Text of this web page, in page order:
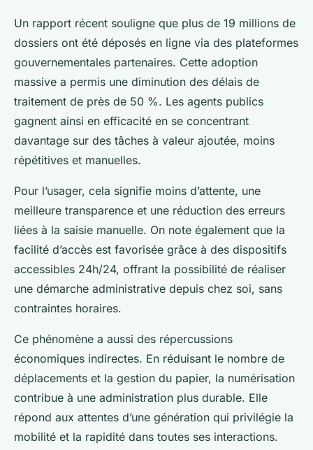
Un rapport récent souligne que plus de 19 millions de
dossiers ont été déposés en ligne via des plateformes
gouvernementales partenaires. Cette adoption
massive a permis une diminution des délais de
traitement de près de 50 %. Les agents publics
gagnent ainsi en efficacité en se concentrant
davantage sur des tâches à valeur ajoutée, moins
répétitives et manuelles.
Pour l’usager, cela signifie moins d’attente, une
meilleure transparence et une réduction des erreurs
liées à la saisie manuelle. On note également que la
facilité d’accès est favorisée grâce à des dispositifs
accessibles 24h/24, offrant la possibilité de réaliser
une démarche administrative depuis chez soi, sans
contraintes horaires.
Ce phénomène a aussi des répercussions
économiques indirectes. En réduisant le nombre de
déplacements et la gestion du papier, la numérisation
contribue à une administration plus durable. Elle
répond aux attentes d’une génération qui privilégie la
mobilité et la rapidité dans toutes ses interactions.